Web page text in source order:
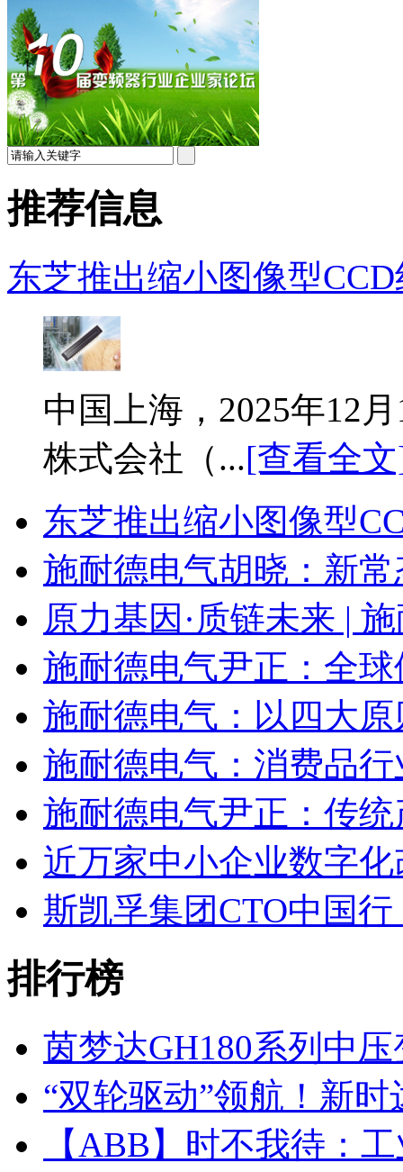
推荐信息
东芝推出缩小图像型
中国上海，2025年12
株式会社（...[查看全
东芝推出缩小图像型
施耐德电气胡晓：新
原力基因·质链未来 |
施耐德电气尹正：全
施耐德电气：以四大
施耐德电气：消费品
施耐德电气尹正：传
近万家中小企业数字
斯凯孚集团CTO中国
排行榜
茵梦达GH180系列中
“双轮驱动”领航！新
【ABB】时不我待：